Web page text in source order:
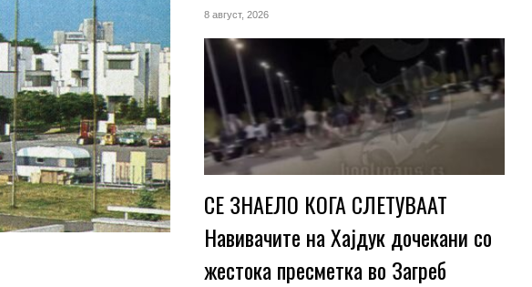
8 август, 2026
СЕ ЗНАЕЛО КОГА СЛЕТУВААТ
Навивачите на Хајдук дочекани со
жестока пресметка во Загреб